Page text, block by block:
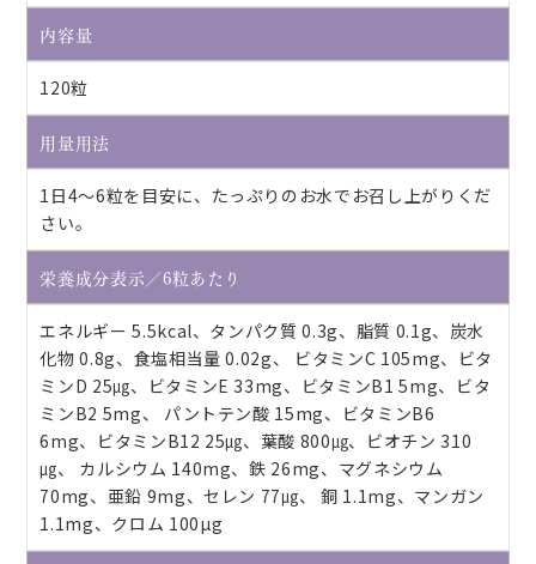
内容量
120粒
用量用法
1日4～6粒を目安に、たっぷりのお水でお召し上がりくだ
さい。
栄養成分表示／6粒あたり
エネルギー 5.5kcal、タンパク質 0.3g、脂質 0.1g、炭水
化物 0.8g、食塩相当量 0.02g、 ビタミンC 105mg、ビタ
ミンD 25㎍、ビタミンE 33mg、ビタミンB1 5mg、ビタ
ミンB2 5mg、 パントテン酸 15mg、ビタミンB6
6mg、ビタミンB12 25㎍、葉酸 800㎍、ビオチン 310
㎍、 カルシウム 140mg、鉄 26mg、マグネシウム
70mg、亜鉛 9mg、セレン 77㎍、 銅 1.1mg、マンガン
1.1mg、クロム 100µg